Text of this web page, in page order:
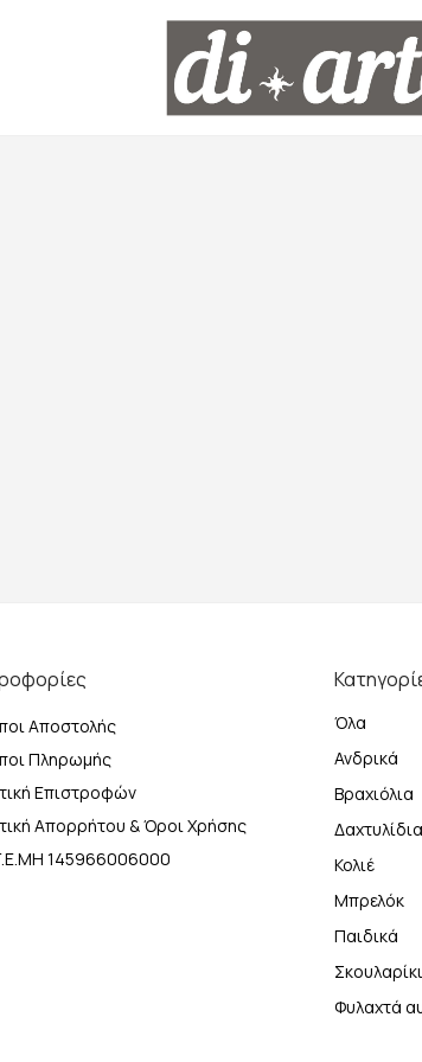
Αποστολής
Πληρωμής
Επιστροφών
Απορρήτου & Όροι Χρήσης
145966006000
Όλα
Ανδρικά
Βραχιόλια
Δαχτυλίδια
Κολιέ
Μπρελόκ
Παιδικά
Φυλαχτά